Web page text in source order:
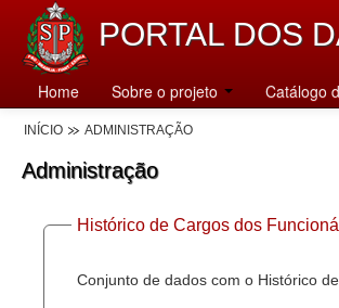
PORTAL DOS
Home Sobre o projeto Catálogo
INÍCIO ADMINISTRAÇÃO
Administração
Histórico de Cargos dos
Conjunto de dados com o Histórico